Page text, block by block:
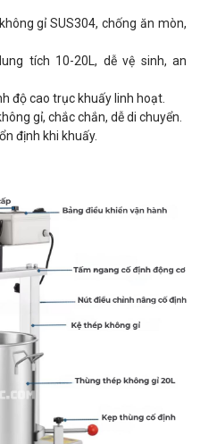
gỉ SUS304, chống ăn mòn,
tích 10-20L, dễ vệ sinh, an
độ cao trục khuấy linh hoạt.
gỉ, chắc chắn, dễ di chuyển.
định khi khuấy.